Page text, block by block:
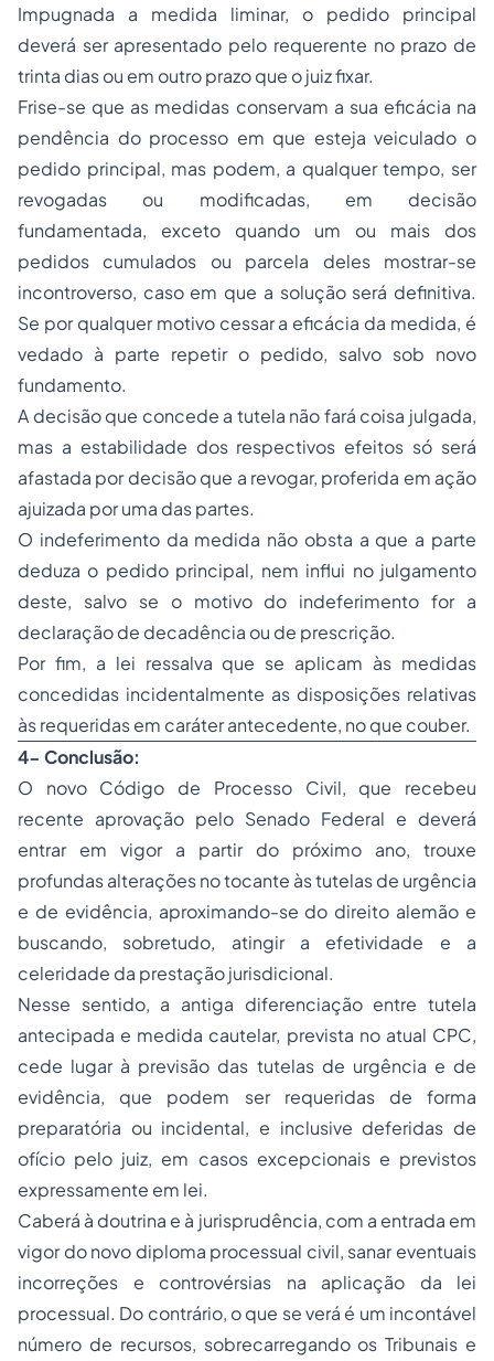
Impugnada a medida liminar, o pedido principal
deverá ser apresentado pelo requerente no prazo de
trinta dias ou em outro prazo que o juiz fixar.
Frise-se que as medidas conservam a sua eficácia na
pendência do processo em que esteja veiculado o
pedido principal, mas podem, a qualquer tempo, ser
revogadas ou modificadas, em decisão
fundamentada, exceto quando um ou mais dos
pedidos cumulados ou parcela deles mostrar-se
incontroverso, caso em que a solução será definitiva.
Se por qualquer motivo cessar a eficácia da medida, é
vedado à parte repetir o pedido, salvo sob novo
fundamento.
A decisão que concede a tutela não fará coisa julgada,
mas a estabilidade dos respectivos efeitos só será
afastada por decisão que a revogar, proferida em ação
ajuizada por uma das partes.
O indeferimento da medida não obsta a que a parte
deduza o pedido principal, nem influi no julgamento
deste, salvo se o motivo do indeferimento for a
declaração de decadência ou de prescrição.
Por fim, a lei ressalva que se aplicam às medidas
concedidas incidentalmente as disposições relativas
às requeridas em caráter antecedente, no que couber.
4- Conclusão:
O novo Código de Processo Civil, que recebeu
recente aprovação pelo Senado Federal e deverá
entrar em vigor a partir do próximo ano, trouxe
profundas alterações no tocante às tutelas de urgência
e de evidência, aproximando-se do direito alemão e
buscando, sobretudo, atingir a efetividade e a
celeridade da prestação jurisdicional.
Nesse sentido, a antiga diferenciação entre tutela
antecipada e medida cautelar, prevista no atual CPC,
cede lugar à previsão das tutelas de urgência e de
evidência, que podem ser requeridas de forma
preparatória ou incidental, e inclusive deferidas de
ofício pelo juiz, em casos excepcionais e previstos
expressamente em lei.
Caberá à doutrina e à jurisprudência, com a entrada em
vigor do novo diploma processual civil, sanar eventuais
incorreções e controvérsias na aplicação da lei
processual. Do contrário, o que se verá é um incontável
número de recursos, sobrecarregando os Tribunais e